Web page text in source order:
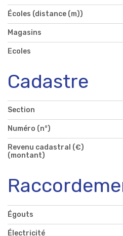
Écoles (distance (m))
Magasins
Ecoles
Cadastre
Section
Numéro (n°)
Revenu cadastral (€)
(montant)
Égouts
Électricité